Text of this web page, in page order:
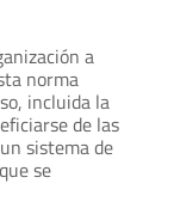
a
norma
incluida la
de las
sistema de
se